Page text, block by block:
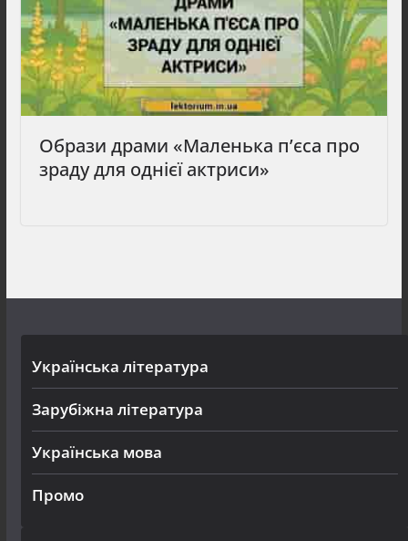
Образи драми «Маленька п’єса про
зраду для однієї актриси»
Українська література
Зарубіжна література
Українська мова
Промо